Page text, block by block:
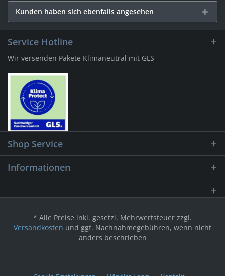
Kunden haben sich ebenfalls angesehen
Service Hotline
Wir versenden Pakete Klimaneutral mit GLS
Shop Service
Informationen
* Alle Preise inkl. gesetzl. Mehrwertsteuer zzgl.
Versandkosten und ggf. Nachnahmegebühren, wenn nicht
anders beschrieben